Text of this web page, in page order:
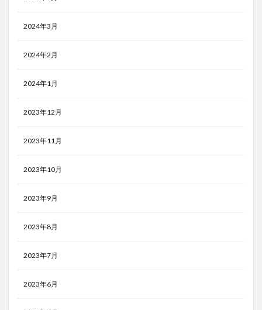
2024年3月
2024年2月
2024年1月
2023年12月
2023年11月
2023年10月
2023年9月
2023年8月
2023年7月
2023年6月